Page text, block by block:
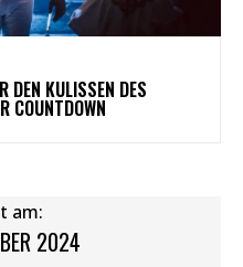
DEN KULISSEN DES
COUNTDOWN
am:
2024